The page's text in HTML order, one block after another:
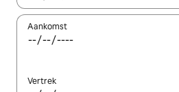
Aankomst
Vertrek